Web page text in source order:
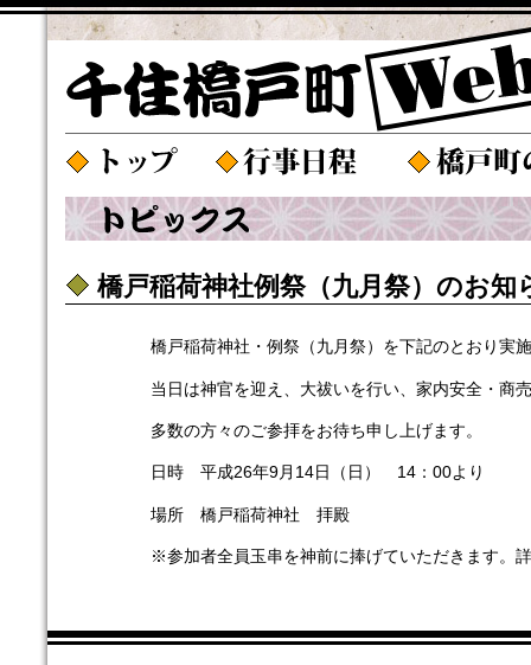
橋戸稲荷神社例祭（九月祭）のお知
橋戸稲荷神社・例祭（九月祭）を下記のとおり実
当日は神官を迎え、大祓いを行い、家内安全・商
多数の方々のご参拝をお待ち申し上げます。
日時 平成26年9月14日（日） 14：00より
場所 橋戸稲荷神社 拝殿
※参加者全員玉串を神前に捧げていただきます。